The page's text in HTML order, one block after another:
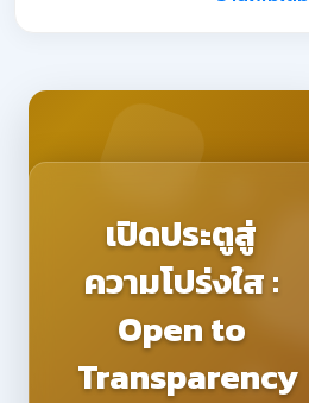
เปิดประตูสู่
ความโปร่งใส :
Open to
Transparency